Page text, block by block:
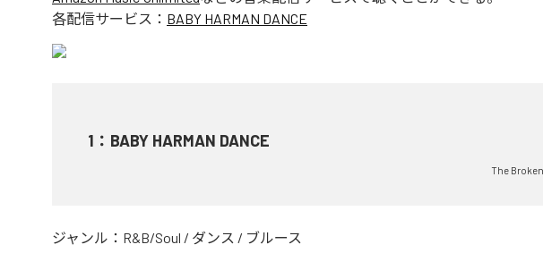
各配信サービス： BABY HARMAN DANCE
1 ： BABY HARMAN DANCE
The
ジャンル： R&B/Soul / ダンス / ブルース